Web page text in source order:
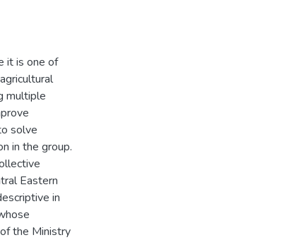
it is one of
multiple
solve
in the group.
Eastern
in
the Ministry